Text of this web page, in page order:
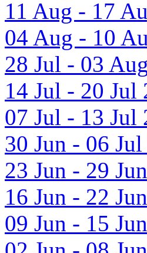
11 Aug - 17
04 Aug - 10
28 Jul - 03
14 Jul - 20 Jul
07 Jul - 13 Jul
30 Jun - 06
23 Jun - 29
16 Jun - 22
09 Jun - 15